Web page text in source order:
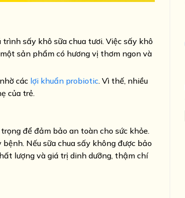
sấy khô sữa chua tươi. Việc sấy khô
sản phẩm có hương vị thơm ngon và
các lợi khuẩn probiotic. Vì thế, nhiều
của trẻ.
để đảm bảo an toàn cho sức khỏe.
Nếu sữa chua sấy không được bảo
lượng và giá trị dinh dưỡng, thậm chí